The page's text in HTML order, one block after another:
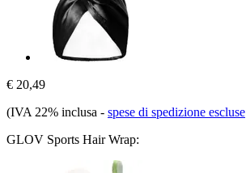
€ 20,49
(IVA 22% inclusa - spese di spedizione escluse
GLOV Sports Hair Wrap: